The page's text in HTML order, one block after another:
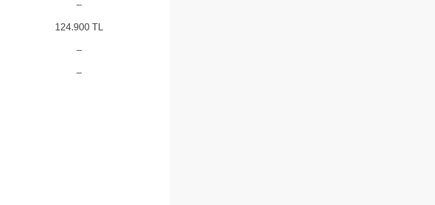
–
124.900 TL
–
–